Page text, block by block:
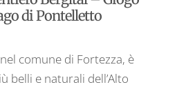
di Pontelletto
comune di Fortezza, è
belli e naturali dell’Alto